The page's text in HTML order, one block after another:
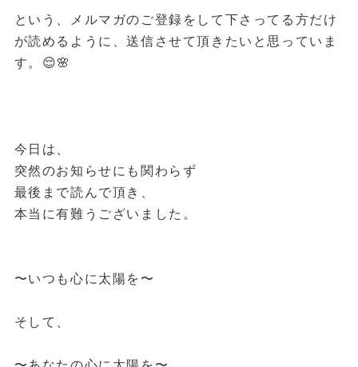
という、メルマガのご登録をして下さってる方だけ
が読めるように、送信させて頂きたいと思っていま
す。😌🌸
今日は、
突然のお知らせにも関わらず
最後まで読んで頂き、
本当に有難うございました。
〜いつも心に太陽を〜
そして、